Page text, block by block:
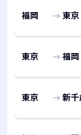
福岡 東京
東京 福岡
東京 新千